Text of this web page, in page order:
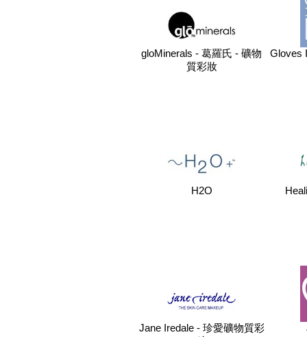
gloMinerals - 葛羅氏 - 礦物
質彩妝
Gloves
H2O
Jane Iredale - 珍愛礦物質彩